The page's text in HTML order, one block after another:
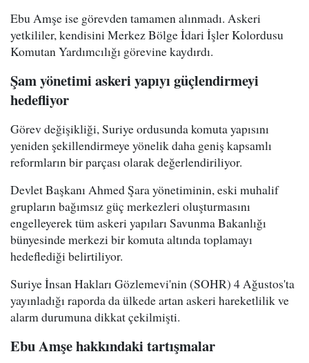
Ebu Amşe ise görevden tamamen alınmadı. Askeri
yetkililer, kendisini Merkez Bölge İdari İşler Kolordusu
Komutan Yardımcılığı görevine kaydırdı.
Şam yönetimi askeri yapıyı güçlendirmeyi
hedefliyor
Görev değişikliği, Suriye ordusunda komuta yapısını
yeniden şekillendirmeye yönelik daha geniş kapsamlı
reformların bir parçası olarak değerlendiriliyor.
Devlet Başkanı Ahmed Şara yönetiminin, eski muhalif
grupların bağımsız güç merkezleri oluşturmasını
engelleyerek tüm askeri yapıları Savunma Bakanlığı
bünyesinde merkezi bir komuta altında toplamayı
hedeflediği belirtiliyor.
Suriye İnsan Hakları Gözlemevi'nin (SOHR) 4 Ağustos'ta
yayınladığı raporda da ülkede artan askeri hareketlilik ve
alarm durumuna dikkat çekilmişti.
Ebu Amşe hakkındaki tartışmalar